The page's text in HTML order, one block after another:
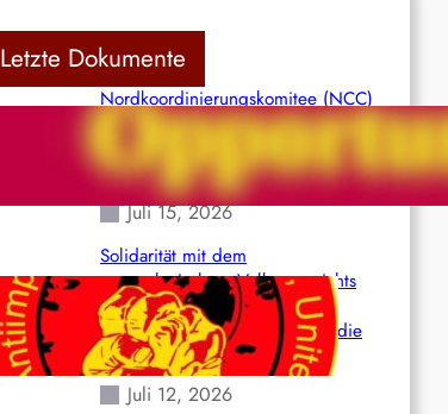
Letzte Dokumente
Nordkoordinierungskomitee (NCC)
der Kommunistischen Partei Indiens
(Maoistisch): Postmoderner
Opportunismus
Juli 15, 2026
Solidarität mit dem
venezolanischem Volk angesichts
der verlorenen Leben und der
katastrophalen Situation durch die
Erdbeben des 24. Juni!
Juli 12, 2026